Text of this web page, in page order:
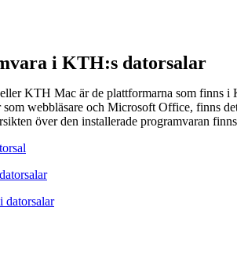
i KTH:s datorsalar
KTH Mac är de plattformarna som finns i
webbläsare och Microsoft Office, finns
över den installerade programvaran
datorsalar